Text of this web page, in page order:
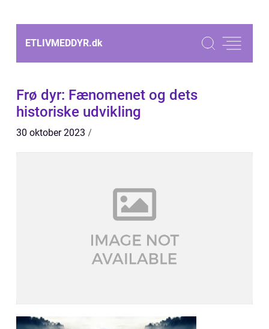
ETLIVMEDDYR.dk
Frø dyr: Fænomenet og dets
historiske udvikling
30 oktober 2023